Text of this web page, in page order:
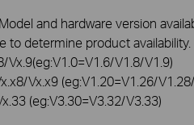
and hardware version
to determine product availability.
Vx.9(eg:V1.0=V1.6/V1.8/V1.9)
Vx.x9 (eg:V1.20=V1.26/
(eg:V3.30=V3.32/V3.33)